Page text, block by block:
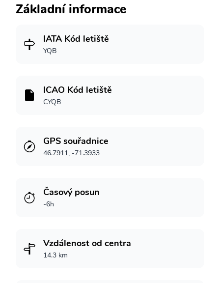
Základní informace
IATA Kód letiště
YQB
ICAO Kód letiště
CYQB
GPS souřadnice
46.7911, -71.3933
Časový posun
-6h
Vzdálenost od centra
14.3 km